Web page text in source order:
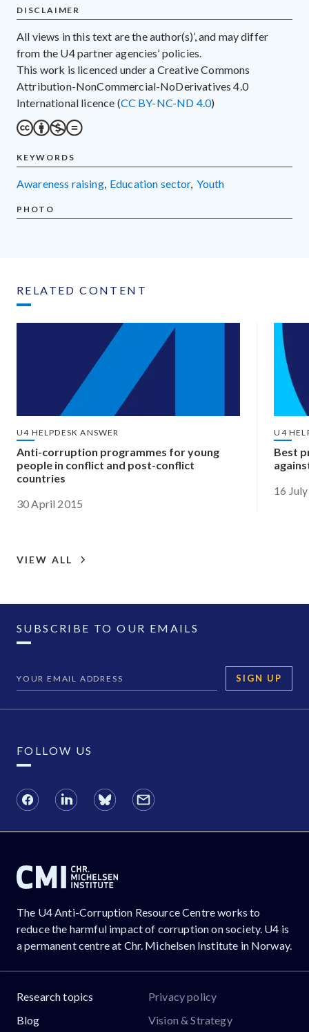
DISCLAIMER
All views in this text are the author(s)’, and may differ
from the U4 partner agencies’ policies.
This work is licenced under a Creative Commons
Attribution-NonCommercial-NoDerivatives 4.0
International licence (CC BY-NC-ND 4.0)
KEYWORDS
awareness raising, education sector, youth
PHOTO
RELATED CONTENT
U4 HELPDESK ANSWER
Anti-corruption programmes for young
people in conflict and post-conflict
countries
30 April 2015
U4
Best
16
VIEW ALL
SUBSCRIBE TO OUR EMAILS
SIGN UP
FOLLOW US
The U4 Anti-Corruption Resource Centre works to
reduce the harmful impact of corruption on society. U4 is
a permanent centre at Chr. Michelsen Institute in Norway.
Research topics
Blog
Privacy policy
Vision & Strategy